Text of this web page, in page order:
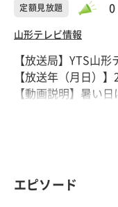
定額見放題 0
山形テレビ情報
【放送局】YTS山形
【放送年（月日）
【動画説明】暑い
エピソード